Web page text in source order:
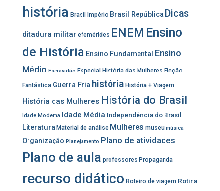
história Brasil Império Brasil República Dicas
ditadura militar efemérides ENEM Ensino
de História Ensino Fundamental Ensino
Médio Escravidão Especial História das Mulheres Ficção
Fantástica Guerra Fria história História + Viagem
História das Mulheres História do Brasil
Idade Moderna Idade Média Independência do Brasil
Literatura Material de análise Mulheres museu música
Organização Planejamento Plano de atividades
Plano de aula professores Propaganda
recurso didático Roteiro de viagem Rotina